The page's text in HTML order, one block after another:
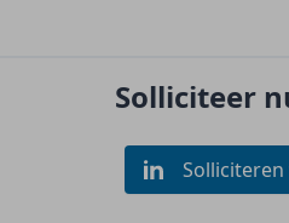
Solliciteer
Solliciteren